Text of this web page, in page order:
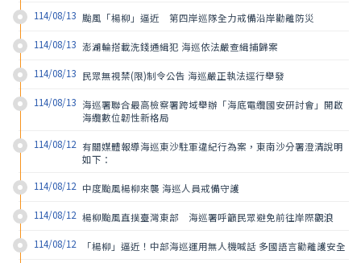
114/08/13 颱風「楊柳」逼近　第四岸巡隊全力戒備沿岸勸離防災
114/08/13 澎湖輪搭載洗錢通緝犯 海巡依法嚴查緝捕歸案
114/08/13 民眾無視禁(限)制令公告 海巡嚴正執法逕行舉發
114/08/13 海巡署聯合最高檢察署跨域舉辦「海底電纜國安研討會」開啟
海纜數位韌性新格局
114/08/12 有關媒體報導海巡東沙駐軍違紀行為案，東南沙分署澄清說明
如下：
114/08/12 中度颱風楊柳來襲 海巡人員戒備守護
114/08/12 楊柳颱風直撲臺灣東部　海巡署呼籲民眾避免前往岸際觀浪
114/08/12 「楊柳」逼近！中部海巡運用無人機喊話 多國語言勸離護安全